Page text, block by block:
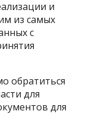
и
из самых
с
обратиться
для
для